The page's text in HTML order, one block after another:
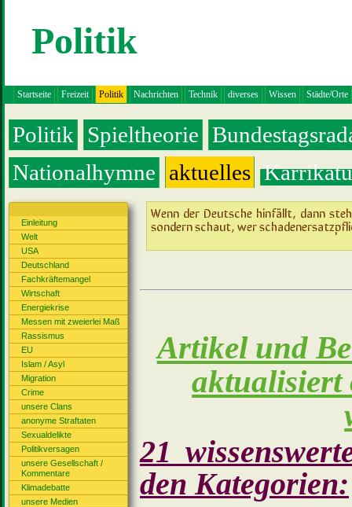
Politik
Startseite Freizeit Politik Nachrichten Technik diverses Wissen Städte/Orte
Politik Spieltheorie
Nationalhymne aktuelles
Einleitung
Welt
USA
Deutschland
Fachkräftemangel
Wirtschaft
Energiekrise
Messen mit zweierlei Maß
Rassismus
EU
Islam / Asyl
Migration
Crime
unsere Clans
anonyme Straftaten
Sexualdelikte
Politikversagen
unsere Gesellschaft /
Kommentare
Klimadebatte
unsere Medien
Wenn der Deutsche hinfällt, dann
sondern schaut, wer
Artikel und
aktualisiert
21
den Kategorien: